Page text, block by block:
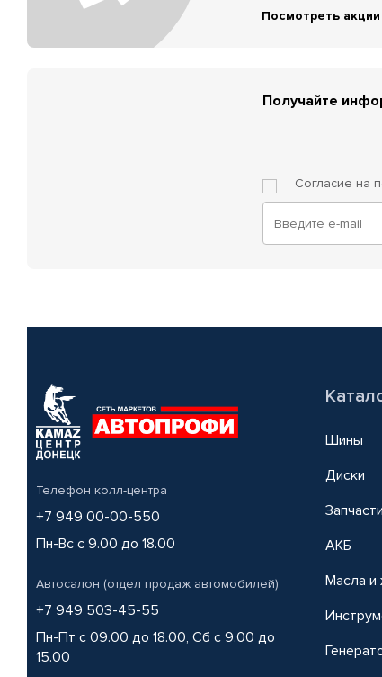
Посмотреть акции
Получайте
Согласие на
Телефон колл-центра
+7 949 00-00-550
Пн-Вс с 9.00 до 18.00
Автосалон (отдел продаж автомобилей)
+7 949 503-45-55
Пн-Пт с 09.00 до 18.00, Сб с 9.00 до
15.00
Шины
Диски
Запчасти
АКБ
Масла и